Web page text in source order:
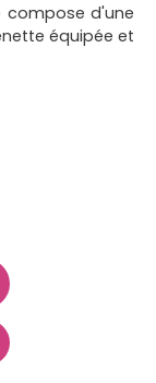
compose d'une
équipée et